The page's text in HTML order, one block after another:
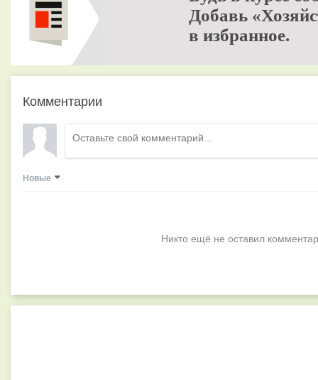
Добавь
в избранное.
Комментарии
Новые
Никто ещё не оставил